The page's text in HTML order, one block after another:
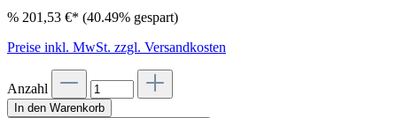
% 201,53 €* (40.49% gespart)
Preise inkl. MwSt. zzgl. Versandkosten
Anzahl
In den Warenkorb